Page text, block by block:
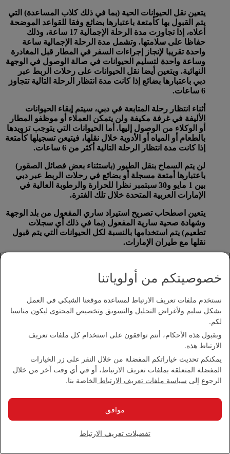
يتعين نقل الحيوانات الحية (بما في ذلك كلاب المساعدة) التي
يتم القبول بها كأمتعة باعتبارها بضائع وفقا للقواعد الموضحة
أعلاه، إذا تجاوزت مدة الرحلة الإجمالية 17 ساعة، وذلك
حفاظا على سلامتها. وتشمل مدة الرحلة الإجمالية ساعة
واحدة تقريبا لإنجاز إجراءات السفر في المطار قبل المغادرة
وساعة واحدة لتسليم الحيوانات في صالة الوصول في الوجهة
النهائية. ويتعين أيضا نقل الحيوانات على رحلات الربط عبر
دبي باعتبارها بضائع إذا كانت مدة انتظار الرحلة التالية تتجاوز
6 ساعات.
أثناء انتظار رحلة المتابعة في دبي، سيتم إبقاء الحيوانات
الأليفة في غرفة مكيفة ولن يتمكن العملاء أو موظفو المطار
أو الوكلاء من الوصول إليها. أما الحيوانات التي يتوجب تزويدها
بالطعام أو المياه أو الأدوية خلال نقلها، فيتيعن تسجيلها كأمتعة
إذا كانت مدة انتظار الرحلة التالية أكثر من 6 ساعات.
لن يتم السماح بنقل الطيور (باستثناء بعض فصائل الصقور)
باعتبارها أمتعة مسجلة أو بضائع في رحلات الربط عبر دبي
بين 1 مايو و30 سبتمبر نظرا للحرارة والرطوبة العالية في
الإمارات العربية المتحدة خلال تلك الفترة.
يتعين اصطحاب تصريح استيراد ساري المفعول من بلد الوجهة
وشهادة صحية سارية المفعول (بما في ذلك أي سجلات
تطعيم) يتم استخدامها بالنسبة لكل الحيوانات التي يتم قبول
نقلها مع طيران الإمارات.
أنها أمتعة. يرجى الاتصال مع
للحصول على المزيد من المعلومات.
بالنسبة للحيوانات التي يتم نقلها على متن طيران الإمارات،
يتعين كتابة متطلبات درجة الحرارة المثلى على حاوية نقل
الحيوان إضافة إلى رقم الهاتف للاتصال في حالات الطوارئ
لن تقبل طيران الإمارات نقل أي أنثى حيوان قد تجاوزت ثلث
فترة الحمل أو وضعت مولودها قبل السفر بـ 48 ساعة.
ما هي السياسة المتبعة في ما يتعلق بنقل البضائع الخطرة؟
البضائع الخطرة عبارة عن مواد قد تشكل مخاطر على صحة
الركاب وسلامتهم أو قد تتسبب في إلحاق أضرار بالطائرة.
ويشار إلى هذه البضائع أيضا بأنها مواد محظورة ومواد خطرة
خصوصيتكم من أولوياتنا
نستخدم ملفات تعريف الارتباط لمساعدة موقعنا الشبكي في العمل
بشكل سليم ولأغراض التحليل والتسويق وتخصيص المحتوى ليكون مناسبا
لكم.
وبقبول هذه الأحكام، أنتم توافقون على استخدام كل ملفات تعريف
الارتباط هذه.
يمكنكم تحديث خياراتكم المفضلة من خلال النقر على زر الخيارات
المفضلة المتعلقة بملفات تعريف الارتباط، أو في أي وقت آخر من خلال
الرجوع إلى سياسة ملفات تعريف الارتباط الخاصة بنا.
تفضيلات تعريف الارتباط
موافق